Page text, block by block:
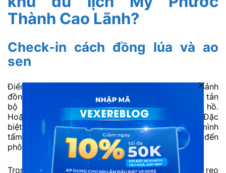
Thành Cao Lãnh?
Check-in cách đồng lúa và ao
sen
Điểm nhấn làm nên sự khác biệt chính là khung cảnh
đồng lúa và ao sen bao la, trải dài như vô tận. Hãy tản
bộ trên những chiếc cầu gỗ mộc mạc bắc qua hồ.
Hoặc chọn một chòi lá đơn sơ làm nơi nghỉ chân. Đặc
biệt, vào mùa lúa chín, toàn bộ khu vực khoác lên mình
tấm áo vàng óng ả, lung linh dưới nắng. Mang đến
phông nền “chân quê” vô cùng sống động.
Trong bầu không khí mát lành, lắng nghe tiếng gió reo